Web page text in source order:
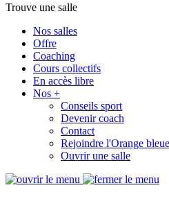
Trouve une salle
Nos salles
Offre
Coaching
Cours collectifs
En accès libre
Nos +
Conseils sport
Devenir coach
Contact
Rejoindre l'Orange bleue
Ouvrir une salle